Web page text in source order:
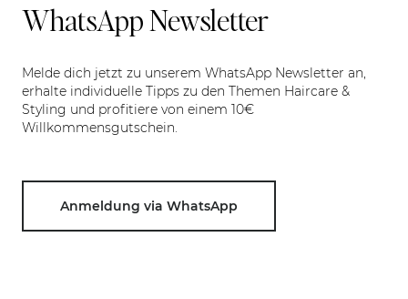
WhatsApp Newsletter
Melde dich jetzt zu unserem WhatsApp Newsletter an,
erhalte individuelle Tipps zu den Themen Haircare &
Styling und profitiere von einem 10€
Willkommensgutschein.
Anmeldung via WhatsApp